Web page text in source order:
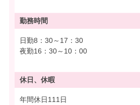
勤務時間
日勤8：30～17：30
夜勤16：30～10：00
休日、休暇
年間休日111日